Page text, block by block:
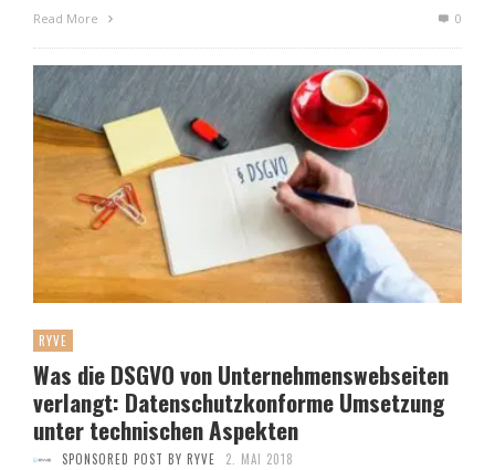
Read More 0
RYVE
Was die DSGVO von Unternehmenswebseiten
verlangt: Datenschutzkonforme Umsetzung
unter technischen Aspekten
SPONSORED POST BY RYVE 2. MAI 2018